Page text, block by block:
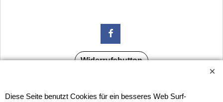
Widerrufsbutton
Geschäft HORNdeko1010 Wien, Fischerstiege 4-8
Diese Seite benutzt Cookies für ein besseres Web Surf-